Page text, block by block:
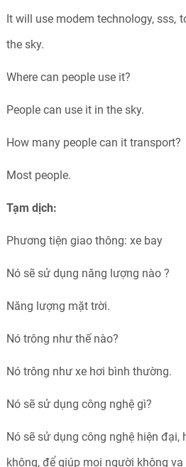
It will use modem technology, sss,
the sky.
Where can people use it?
People can use it in the sky.
How many people can it transport?
Most people.
Tạm dịch:
Phương tiện giao thông: xe bay
Nó sẽ sử dụng năng lượng nào ?
Năng lượng mặt trời.
Nó trông như thế nào?
Nó trông như xe hơi bình thường.
Nó sẽ sử dụng công nghệ gì?
Nó sẽ sử dụng công nghệ hiện đại,
không, để giúp mọi người không